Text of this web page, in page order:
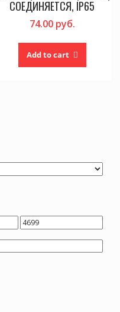
СОЕДИНЯЕТСЯ, IP65
74.00 руб.
Add to cart